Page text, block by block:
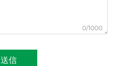
0/1000
送信